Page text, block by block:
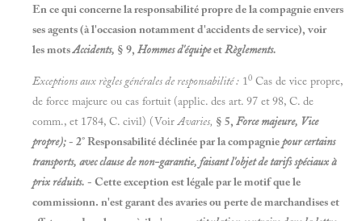
En ce qui concerne la responsabilité propre de la compagnie envers
ses agents (à l'occasion notamment d'accidents de service), voir
les motsAccidents, § 9, Hommes d'équipeetRèglements.
Exceptions aux règles générales de responsabilité: 10 Cas de vice propre,
de force majeure ou cas fortuit (applic. des art. 97 et 98, C. de
comm., et 1784, C. civil) (VoirAvaries, § 5, Force majeure, Vice
propre);- 2° Responsabilité déclinée par la compagnie pour certains
transports, avec clause de non-garantie, faisant l'objet de tarifs spéciauxà
prix réduits. - Cette exception est légale par le motif que le
commissionn. n'est garant des avaries ou perte de marchandises et